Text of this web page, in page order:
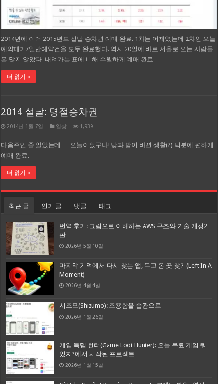
2014년에 이어 2015년도 설날 승차권 예매 완료. 1차는 어제였는데 2차인 오늘
예약대기/일반예약건을 모두 완료했다. 역시 20일에 바로 서울로 오는 사람들
은 많지 않았다. 내려가는 표에 비해 수월하게 예매 완료.
더 읽기 »
2014 설날: 명절승차권
2014년 1월 7일 일상 1,939
다음주인 줄 알았는데… 오늘이었구나! 낮과 밤이 바뀐 생활(?) 덕분에 편하게
예매 완료.
더 읽기 »
최근 글 인기 글 댓글 태그
번역 후기: 그림으로 이해하는 AWS 구조와 기술 개정2
판
2026년 5월 10일
마지막 기억에서 다시 찾는 앱, 두고 온 곳 찾기(Left In A
Moment)
2026년 4월 4일
시즈모(Shizumo): 조용함을 습관으로
2026년 1월 26일
게임 득템 헌터(Game Loot Hunter): 오늘 무료 게임 뭐
있지?에서 시작된 프로젝트
2026년 1월 15일